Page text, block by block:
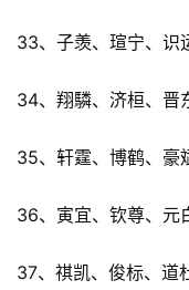
33、子羡、瑄宁、识
34、翔驎、济桓、晋
35、轩霆、博鹤、豪
36、寅宜、钦尊、元
37、祺凯、俊标、道